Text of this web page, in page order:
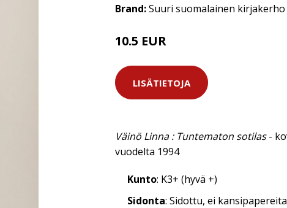
Brand:Suuri suomalainen kirjakerho
10.5 EUR
LISÄTIETOJA
Väinö Linna : Tuntematon sotilas-
vuodelta 1994
Kunto: K3+ (hyvä +)
Sidonta: Sidottu, ei